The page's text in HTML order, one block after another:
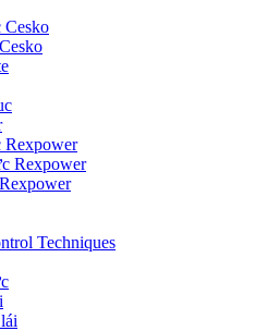
Rexpower
Rexpower
Techniques